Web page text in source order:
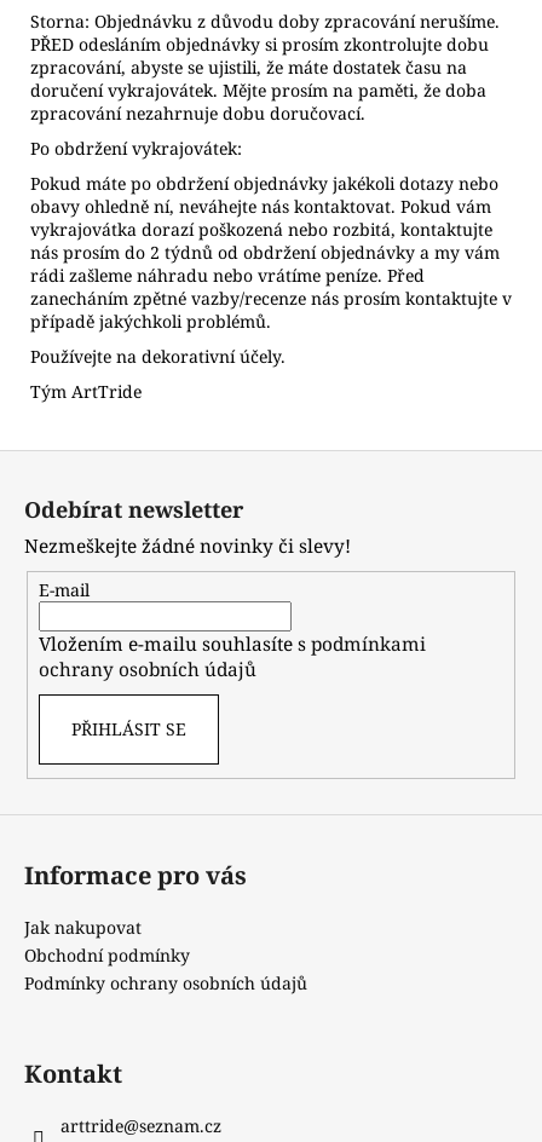
Storna: Objednávku z důvodu doby zpracování nerušíme.
PŘED odesláním objednávky si prosím zkontrolujte dobu
zpracování, abyste se ujistili, že máte dostatek času na
doručení vykrajovátek. Mějte prosím na paměti, že doba
zpracování nezahrnuje dobu doručovací.
Po obdržení vykrajovátek:
Pokud máte po obdržení objednávky jakékoli dotazy nebo
obavy ohledně ní, neváhejte nás kontaktovat. Pokud vám
vykrajovátka dorazí poškozená nebo rozbitá, kontaktujte
nás prosím do 2 týdnů od obdržení objednávky a my vám
rádi zašleme náhradu nebo vrátíme peníze. Před
zanecháním zpětné vazby/recenze nás prosím kontaktujte v
případě jakýchkoli problémů.
Používejte na dekorativní účely.
Tým ArtTride
Odebírat newsletter
Nezmeškejte žádné novinky či slevy!
E-mail
Vložením e-mailu souhlasíte spodmínkami
ochrany osobních údajů
PŘIHLÁSIT SE
Informace pro vás
Jak nakupovat
Obchodní podmínky
Podmínky ochrany osobních údajů
Kontakt
arttride@seznam.cz